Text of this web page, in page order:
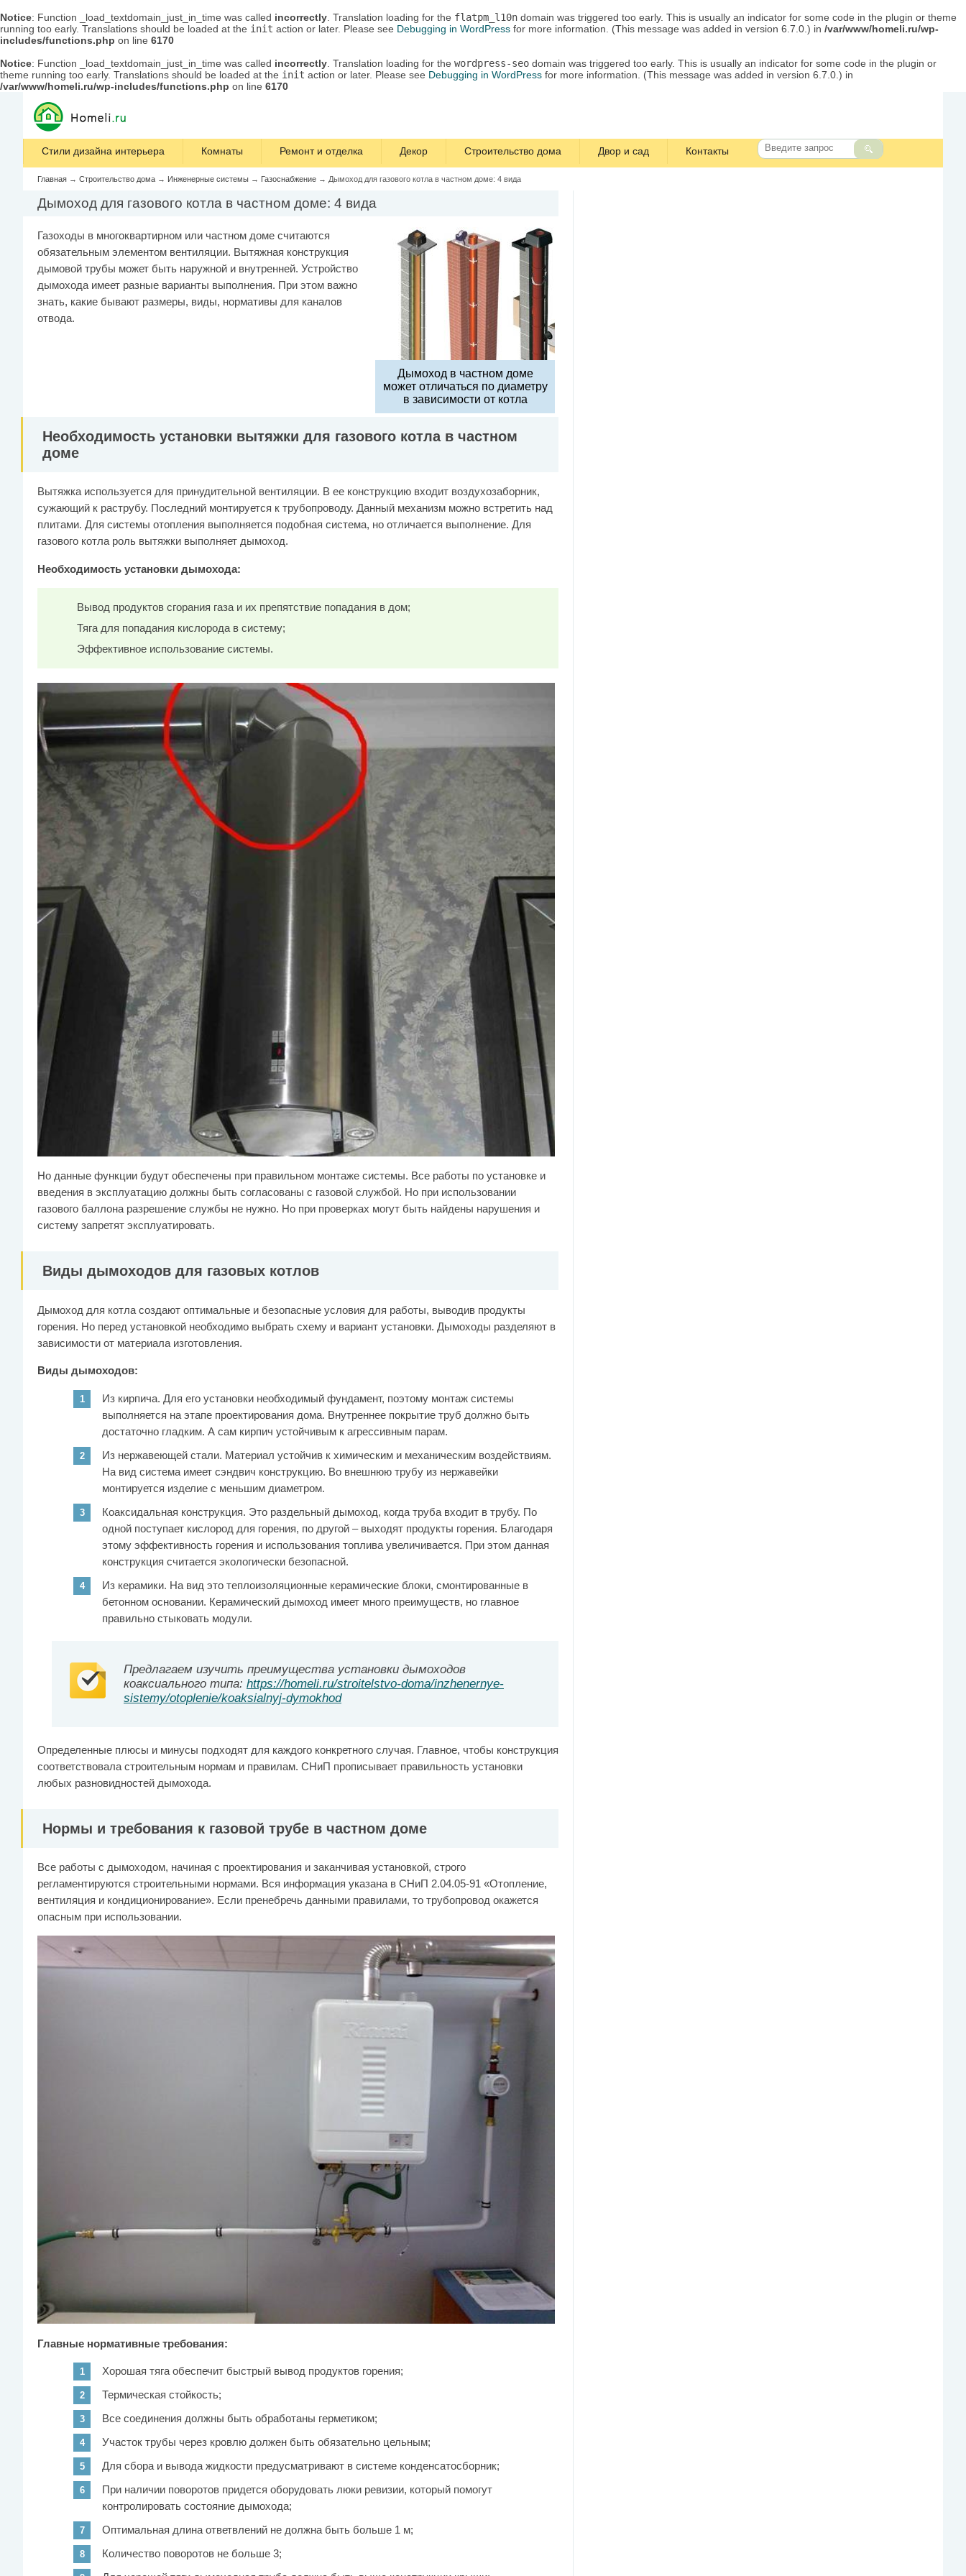
Notice: Function _load_textdomain_just_in_time was called incorrectly . Translation loading for the flatpm_l10n domain was triggered too early. This is usually an indicator for some code in the plugin or theme
running too early. Translations should be loaded at the init action or later. Please see Debugging in WordPress for more information. (This message was added in version 6.7.0.) in /var/www/homeli.ru/wp-
includes/functions.php on line 6170
Notice: Function _load_textdomain_just_in_time was called incorrectly . Translation loading for the wordpress-seo domain was triggered too early. This is usually an indicator for some code in the plugin or
theme running too early. Translations should be loaded at the init action or later. Please see Debugging in WordPress for more information. (This message was added in version 6.7.0.) in
/var/www/homeli.ru/wp-includes/functions.php on line 6170
Стили дизайна интерьера Комнаты Ремонт и отделка Декор Строительство дома Двор и сад Контакты
Главная → Строительство дома → Инженерные системы → Газоснабжение → Дымоход для газового котла в частном доме: 4 вида
Дымоход для газового котла в частном доме: 4 вида
Дымоход в частном доме
может отличаться по диаметру
в зависимости от котла
Газоходы в многоквартирном или частном доме считаются
обязательным элементом вентиляции. Вытяжная конструкция
дымовой трубы может быть наружной и внутренней. Устройство
дымохода имеет разные варианты выполнения. При этом важно
знать, какие бывают размеры, виды, нормативы для каналов
отвода.
Необходимость установки вытяжки для газового котла в частном
доме
Вытяжка используется для принудительной вентиляции. В ее конструкцию входит воздухозаборник,
сужающий к раструбу. Последний монтируется к трубопроводу. Данный механизм можно встретить над
плитами. Для системы отопления выполняется подобная система, но отличается выполнение. Для
газового котла роль вытяжки выполняет дымоход.
Необходимость установки дымохода:
Вывод продуктов сгорания газа и их препятствие попадания в дом;
Тяга для попадания кислорода в систему;
Эффективное использование системы.
Но данные функции будут обеспечены при правильном монтаже системы. Все работы по установке и
введения в эксплуатацию должны быть согласованы с газовой службой. Но при использовании
газового баллона разрешение службы не нужно. Но при проверках могут быть найдены нарушения и
систему запретят эксплуатировать.
Виды дымоходов для газовых котлов
Дымоход для котла создают оптимальные и безопасные условия для работы, выводив продукты
горения. Но перед установкой необходимо выбрать схему и вариант установки. Дымоходы разделяют в
зависимости от материала изготовления.
Виды дымоходов:
Из кирпича. Для его установки необходимый фундамент, поэтому монтаж системы
выполняется на этапе проектирования дома. Внутреннее покрытие труб должно быть
достаточно гладким. А сам кирпич устойчивым к агрессивным парам.
Из нержавеющей стали. Материал устойчив к химическим и механическим воздействиям.
На вид система имеет сэндвич конструкцию. Во внешнюю трубу из нержавейки
монтируется изделие с меньшим диаметром.
Коаксидальная конструкция. Это раздельный дымоход, когда труба входит в трубу. По
одной поступает кислород для горения, по другой – выходят продукты горения. Благодаря
этому эффективность горения и использования топлива увеличивается. При этом данная
конструкция считается экологически безопасной.
Из керамики. На вид это теплоизоляционные керамические блоки, смонтированные в
бетонном основании. Керамический дымоход имеет много преимуществ, но главное
правильно стыковать модули.
Предлагаем изучить преимущества установки дымоходов
коаксиального типа: https://homeli.ru/stroitelstvo-doma/inzhenernye-
sistemy/otoplenie/koaksialnyj-dymokhod
Определенные плюсы и минусы подходят для каждого конкретного случая. Главное, чтобы конструкция
соответствовала строительным нормам и правилам. СНиП прописывает правильность установки
любых разновидностей дымохода.
Нормы и требования к газовой трубе в частном доме
Все работы с дымоходом, начиная с проектирования и заканчивая установкой, строго
регламентируются строительными нормами. Вся информация указана в СНиП 2.04.05-91 «Отопление,
вентиляция и кондиционирование». Если пренебречь данными правилами, то трубопровод окажется
опасным при использовании.
Главные нормативные требования:
Хорошая тяга обеспечит быстрый вывод продуктов горения;
Термическая стойкость;
Все соединения должны быть обработаны герметиком;
Участок трубы через кровлю должен быть обязательно цельным;
Для сбора и вывода жидкости предусматривают в системе конденсатосборник;
При наличии поворотов придется оборудовать люки ревизии, который помогут
контролировать состояние дымохода;
Оптимальная длина ответвлений не должна быть больше 1 м;
Количество поворотов не больше 3;